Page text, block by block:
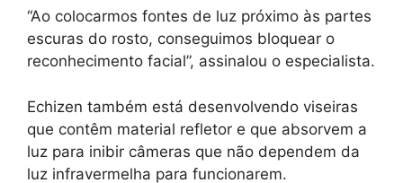
“Ao colocarmos fontes de luz próximo às partes
escuras do rosto, conseguimos bloquear o
reconhecimento facial”, assinalou o especialista.
Echizen também está desenvolvendo viseiras
que contêm material refletor e que absorvem a
luz para inibir câmeras que não dependem da
luz infravermelha para funcionarem.